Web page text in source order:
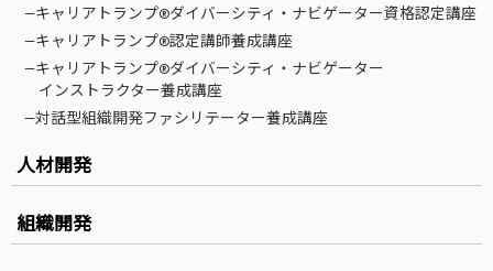
—キャリアトランプ®ダイバーシティ・ナビゲーター資格認定講座
—キャリアトランプ®認定講師養成講座
—キャリアトランプ®ダイバーシティ・ナビゲーター
インストラクター養成講座
—対話型組織開発ファシリテーター養成講座
人材開発
組織開発